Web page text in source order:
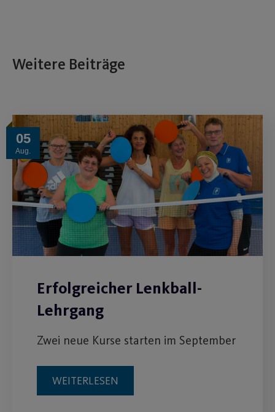
Weitere Beiträge
05
Aug.
Erfolgreicher Lenkball-
Lehrgang
Zwei neue Kurse starten im September
WEITERLESEN